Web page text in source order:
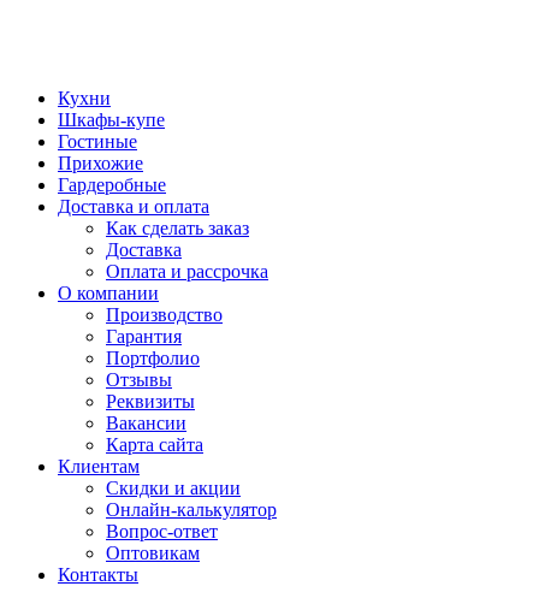
Кухни
Шкафы-купе
Гостиные
Прихожие
Гардеробные
Доставка и оплата
Как сделать заказ
Доставка
Оплата и рассрочка
О компании
Производство
Гарантия
Портфолио
Отзывы
Реквизиты
Вакансии
Карта сайта
Клиентам
Скидки и акции
Онлайн-калькулятор
Вопрос-ответ
Оптовикам
Контакты